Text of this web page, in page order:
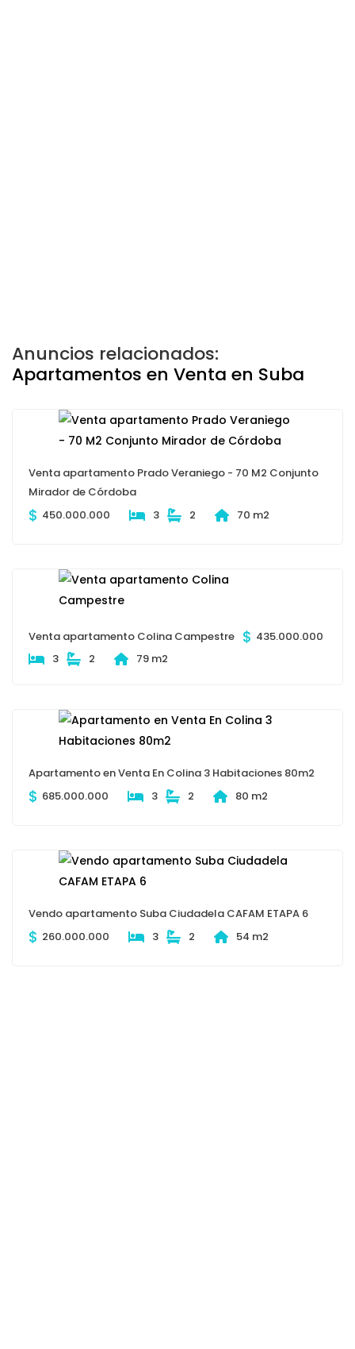
Anuncios relacionados:
Apartamentos en Venta en Suba
Venta apartamento Prado Veraniego - 70 M2 Conjunto
Mirador de Córdoba
$ 450.000.000 3 2 70 m2
Venta apartamento Colina Campestre $ 435.000.000
3
2 79 m2
Apartamento en Venta En Colina 3 Habitaciones 80m2
$ 685.000.000 3 2 80 m2
Vendo apartamento Suba Ciudadela CAFAM ETAPA 6
$ 260.000.000 3 2 54 m2